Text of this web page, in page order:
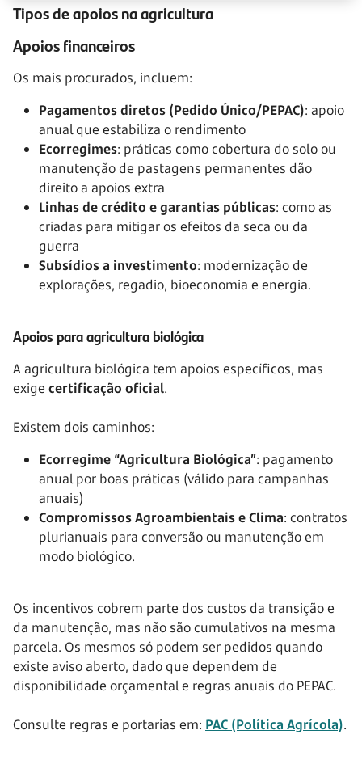
Tipos de apoios na agricultura
Apoios financeiros
Os mais procurados, incluem:
Pagamentos diretos (Pedido Único/PEPAC): apoio
anual que estabiliza o rendimento
Ecorregimes: práticas como cobertura do solo ou
manutenção de pastagens permanentes dão
direito a apoios extra
Linhas de crédito e garantias públicas: como as
criadas para mitigar os efeitos da seca ou da
guerra
Subsídios a investimento: modernização de
explorações, regadio, bioeconomia e energia.
Apoios para agricultura biológica
A agricultura biológica tem apoios específicos, mas
exige certificação oficial.
Existem dois caminhos:
Ecorregime “Agricultura Biológica”: pagamento
anual por boas práticas (válido para campanhas
anuais)
Compromissos Agroambientais e Clima: contratos
plurianuais para conversão ou manutenção em
modo biológico.
Os incentivos cobrem parte dos custos da transição e
da manutenção, mas não são cumulativos na mesma
parcela. Os mesmos só podem ser pedidos quando
existe aviso aberto, dado que dependem de
disponibilidade orçamental e regras anuais do PEPAC.
Consulte regras e portarias em: PAC (Política Agrícola).